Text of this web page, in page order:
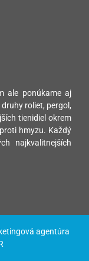
ale ponúkame aj
roliet, pergol,
tienidiel okrem
hmyzu. Každý
najkvalitnejších
agentúra